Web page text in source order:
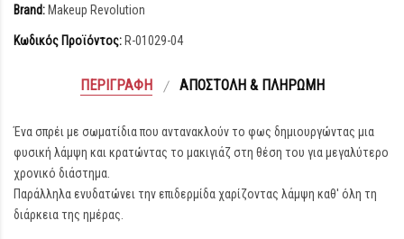
Brand: Makeup Revolution
Κωδικός Προϊόντος: R-01029-04
ΠΕΡΙΓΡΑΦΉ ΑΠΟΣΤΟΛΉ & ΠΛΗΡΩΜΉ
Ένα σπρέι με σωματίδια που αντανακλούν το φως δημιουργώντας μια
φυσική λάμψη και κρατώντας το μακιγιάζ στη θέση του για μεγαλύτερο
χρονικό διάστημα.
Παράλληλα ενυδατώνει την επιδερμίδα χαρίζοντας λάμψη καθ' όλη τη
διάρκεια της ημέρας.